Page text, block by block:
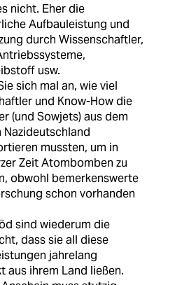
nicht. Eher die
Aufbauleistung und
durch Wissenschaftler,
usw.
sich mal an, wie viel
und Know-How die
(und Sowjets) aus dem
Nazideutschland
mussten, um in
Zeit Atombomben zu
obwohl bemerkenswerte
schon vorhanden
sind wiederum die
dass sie all diese
jahrelang
aus ihrem Land ließen.